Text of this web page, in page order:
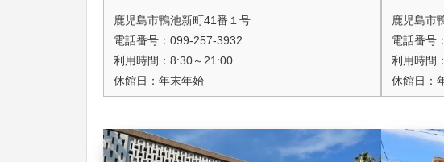
鹿児島市鴨池新町41番１号
電話番号：099-257-3932
利用時間：8:30～21:00
休館日：年末年始
鹿児島市
電話番号
利用時間
休館日：